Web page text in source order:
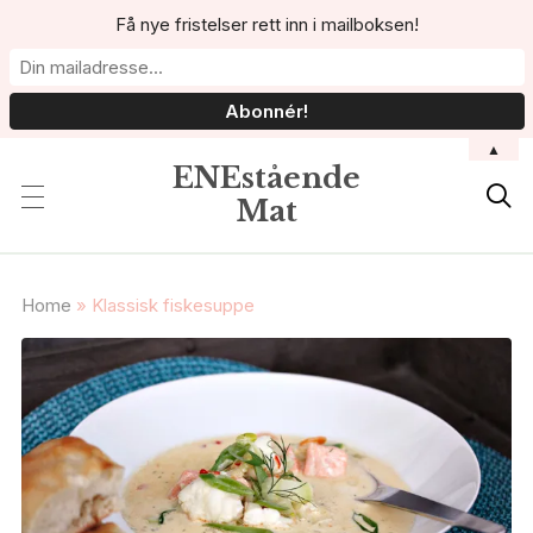
ENEstående
Mat

Home » Klassisk fiskesuppe
Få nye fristelser rett inn i mailboksen!
▲